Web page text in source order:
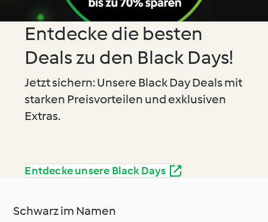
Entdecke die besten
Deals zu den Black Days!
Jetzt sichern: Unsere Black Day Deals mit
starken Preisvorteilen und exklusiven
Extras.
Entdecke unsere Black Days
Schwarz im Namen